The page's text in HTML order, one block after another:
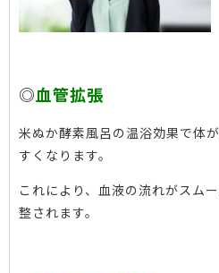
◎血管拡張
米ぬか酵素風呂の温浴効果で体
すくなります。
これにより、血液の流れがスム
整されます。